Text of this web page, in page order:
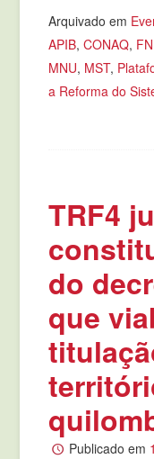
Arquivado em
APIB,CONAQ,
MNU, MST,
a Reforma do
TRF4
do
que
Publicado em